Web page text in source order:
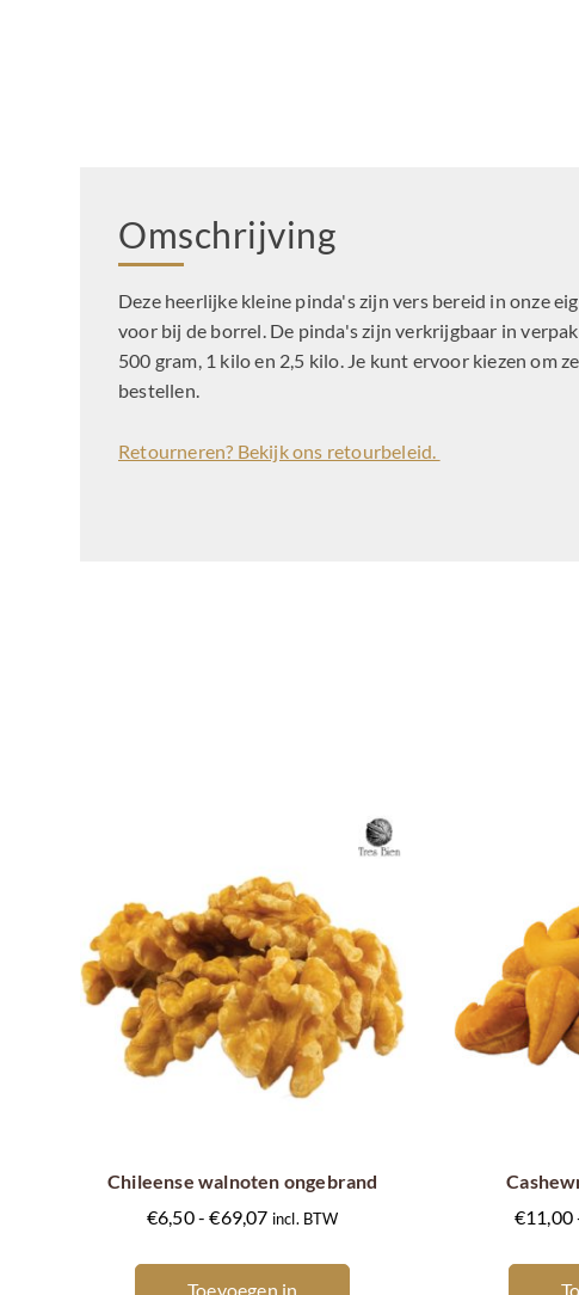
Omschrijving
Deze heerlijke kleine pinda's zijn vers bereid in onze
voor bij de borrel. De pinda's zijn verkrijgbaar in
500 gram, 1 kilo en 2,5 kilo. Je kunt ervoor kiezen om
bestellen.
Retourneren? Bekijk ons retourbeleid.
Chileense walnoten ongebrand
€6,50- €69,07Prijsklasse:
incl. BTW
Toevoegen in
Dit
meerdere
variaties.
optie
€11,00